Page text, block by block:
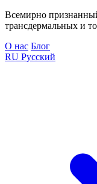
Всемирно
трансдермальных и
О нас Блог
RU Русский